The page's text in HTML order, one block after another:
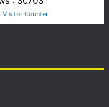
Visitor Counter